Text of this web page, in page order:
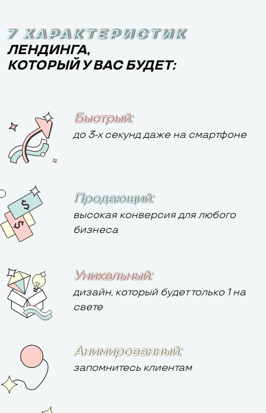
7 ХАРАКТЕРИСТИК
ЛЕНДИНГА,
КОТОРЫЙ У ВАС БУДЕТ:
7 ХАРАКТЕРИСТИК
Быстрый:
до 3-х секунд даже на смартфоне
Продающий:
высокая конверсия для любого
бизнеса
Уникальный:
дизайн, который будет только 1 на
свете
Анимированный:
запомнитесь клиентам